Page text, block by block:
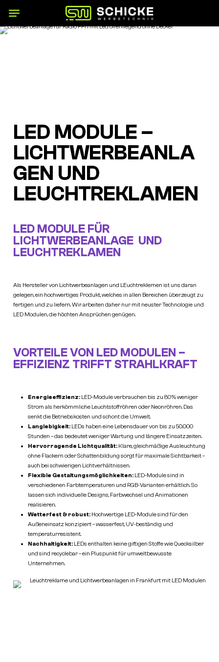
content
Menu
LED MODULE –
LICHTWERBEANLA
GEN UND
LEUCHTREKLAMEN
LED MODULE FÜR
LICHTWERBEANLAGE UND
LEUCHTREKLAMEN
Als Hersteller von Lichtwerbeanlagen und LEuchtreklemen ist uns daran
gelegen, ein hochwertiges Produkt, welches in allen Bereichen überzeugt zu
fertigen und zu liefern. Wir arbeiten daher nur mit neuster Technologie und
LED Modulen, die höchten Ansprüchen genügen.
VORTEILE VON LED MODULEN –
EFFIZIENZ TRIFFT STRAHLKRAFT
Energieeffizienz:LED-Module verbrauchen bis zu 80 % weniger
Strom als herkömmliche Leuchtstoffröhren oder Neonröhren. Das
senkt die Betriebskosten und schont die Umwelt.
Langlebigkeit:LEDs haben eine Lebensdauer von bis zu 50.000
Stunden – das bedeutet weniger Wartung und längere Einsatzzeiten.
Hervorragende Lichtqualität:Klare, gleichmäßige Ausleuchtung
ohne Flackern oder Schattenbildung sorgt für maximale Sichtbarkeit –
auch bei schwierigen Lichtverhältnissen.
Flexible Gestaltungsmöglichkeiten:LED-Module sind in
verschiedenen Farbtemperaturen und RGB-Varianten erhältlich. So
lassen sich individuelle Designs, Farbwechsel und Animationen
realisieren.
Wetterfest & robust:Hochwertige LED-Module sind für den
Außeneinsatz konzipiert – wasserfest, UV-beständig und
temperaturresistent.
Nachhaltigkeit:LEDs enthalten keine giftigen Stoffe wie Quecksilber
und sind recyclebar – ein Pluspunkt für umweltbewusste
Unternehmen.